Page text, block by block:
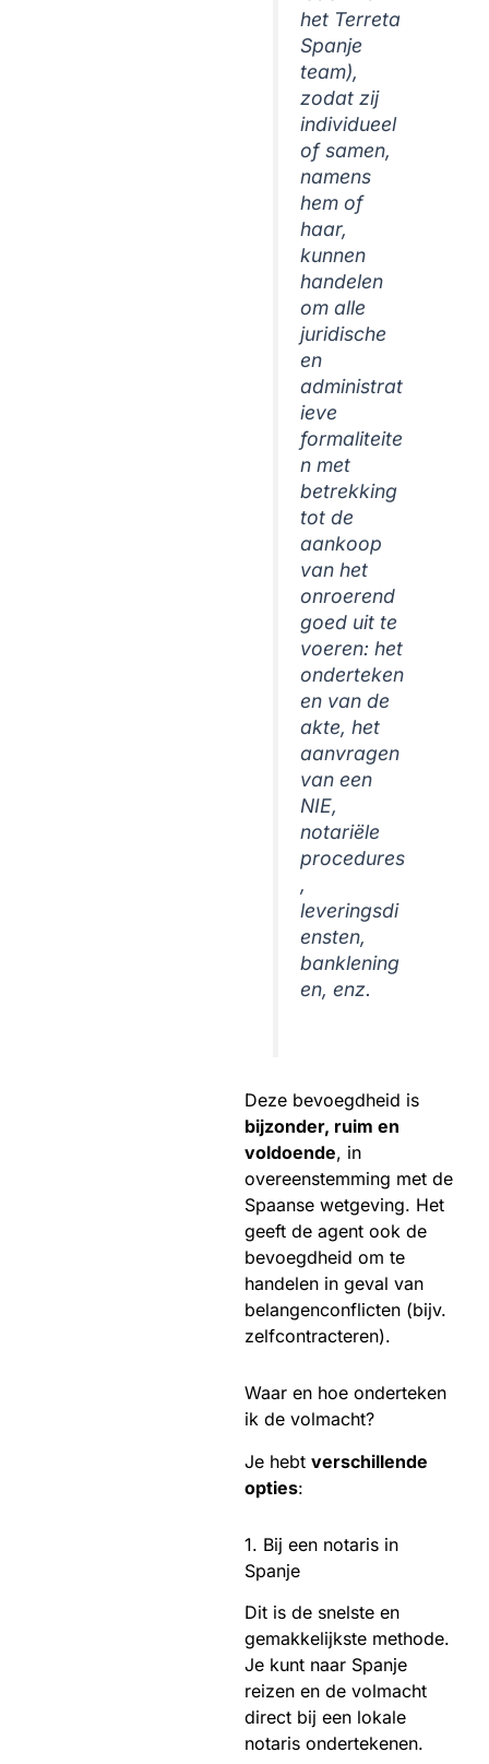
het Terreta
Spanje
team),
zodat zij
individueel
of samen,
namens
hem of
haar,
kunnen
handelen
om alle
juridische
en
administrat
ieve
formaliteite
n met
betrekking
tot de
aankoop
van het
onroerend
goed uit te
voeren: het
onderteken
en van de
akte, het
aanvragen
van een
NIE,
notariële
procedures
,
leveringsdi
ensten,
banklening
en, enz.
Deze bevoegdheid is
bijzonder, ruim en
voldoende, in
overeenstemming met de
Spaanse wetgeving. Het
geeft de agent ook de
bevoegdheid om te
handelen in geval van
belangenconflicten (bijv.
zelfcontracteren).
Waar en hoe onderteken
ik de volmacht?
Je hebt verschillende
opties:
1. Bij een notaris in
Spanje
Dit is de snelste en
gemakkelijkste methode.
Je kunt naar Spanje
reizen en de volmacht
direct bij een lokale
notaris ondertekenen.